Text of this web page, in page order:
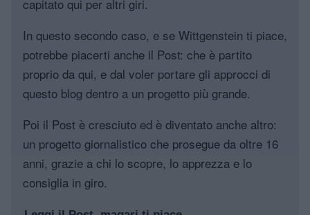
capitato qui per altri giri.
In questo secondo caso, e se Wittgenstein ti piace,
potrebbe piacerti anche il Post: che è partito
proprio da qui, e dal voler portare gli approcci di
questo blog dentro a un progetto più grande.
Poi il Post è cresciuto ed è diventato anche altro:
un progetto giornalistico che prosegue da oltre 16
anni, grazie a chi lo scopre, lo apprezza e lo
consiglia in giro.